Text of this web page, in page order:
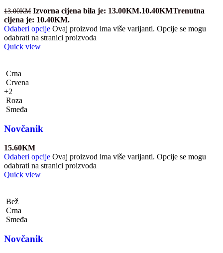
13.00KM Izvorna cijena bila je: 13.00KM.10.40KMTrenutna
cijena je: 10.40KM.
Odaberi opcije Ovaj proizvod ima više varijanti. Opcije se mogu
odabrati na stranici proizvoda
Quick view
Crna
Crvena
+2
Roza
Smeđa
Novčanik
15.60KM
Odaberi opcije Ovaj proizvod ima više varijanti. Opcije se mogu
odabrati na stranici proizvoda
Quick view
Bež
Crna
Smeđa
Novčanik